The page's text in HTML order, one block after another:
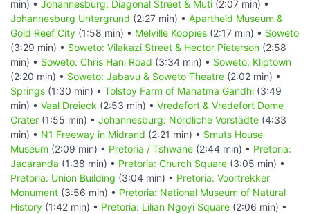
min) • Johannesburg: Diagonal Street & Muti (2:07 min) •
Johannesburg Untergrund (2:27 min) • Apartheid Museum &
Gold Reef City (1:58 min) • Melville Koppies (2:17 min) • Soweto
(3:29 min) • Soweto: Vilakazi Street & Hector Pieterson (2:58
min) • Soweto: Chris Hani Road (3:34 min) • Soweto: Kliptown
(2:20 min) • Soweto: Jabavu & Soweto Theatre (2:02 min) •
Springs (1:30 min) • Tolstoy Farm of Mahatma Gandhi (3:49
min) • Vaal Dreieck (2:53 min) • Vredefort & Vredefort Dome
Crater (1:55 min) • Johannesburg: Nördliche Vorstädte (4:33
min) • N1 Freeway in Midrand (2:21 min) • Smuts House
Museum (2:09 min) • Pretoria / Tshwane (2:44 min) • Pretoria:
Jacaranda (1:38 min) • Pretoria: Church Square (3:05 min) •
Pretoria: Union Building (3:04 min) • Pretoria: Voortrekker
Monument (3:56 min) • Pretoria: National Museum of Natural
History (1:42 min) • Pretoria: Lilian Ngoyi Square (2:06 min) •